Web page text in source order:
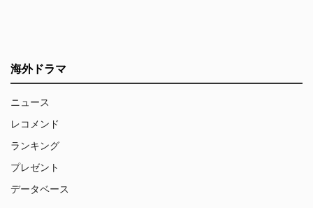
海外ドラマ
ニュース
レコメンド
ランキング
プレゼント
データベース